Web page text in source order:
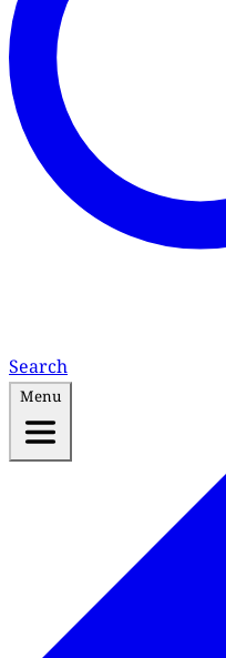
Search
Menu